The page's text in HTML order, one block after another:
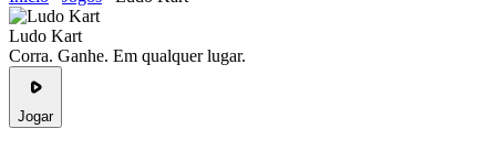
Ludo Kart
Corra. Ganhe. Em qualquer lugar.
Jogar